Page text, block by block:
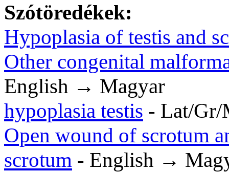
Szótöredékek:
Hypoplasia of testis and
Other congenital
English → Magyar
hypoplasia testis - Lat/
Open wound of scrotum
scrotum - English →